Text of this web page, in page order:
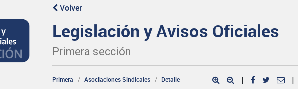
Volver
Legislación y Avisos Oficiales
Primera sección
Primera Asociaciones Sindicales Detalle | |